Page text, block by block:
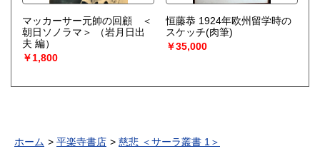
マッカーサー元帥の回顧 ＜
朝日ソノラマ＞
（岩月日出
夫 編）
￥1,800
恒藤恭 1924年欧州留学時の
スケッチ(肉筆)
￥35,000
ホーム 平楽寺書店 慈悲 ＜サーラ叢書 1＞